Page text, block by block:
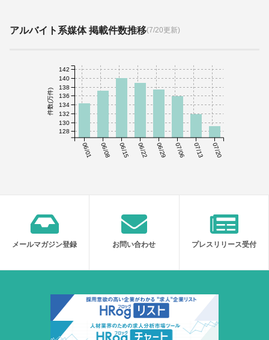
アルバイト系媒体 掲載件数推移(7/20更新)
06/01 06/08 06/15 06/22 06/29 07/06 07/13 07/20
件数(万件)
128
130
132
134
136
138
140
142
メールマガジン登録 お問い合わせ プレスリリース受付